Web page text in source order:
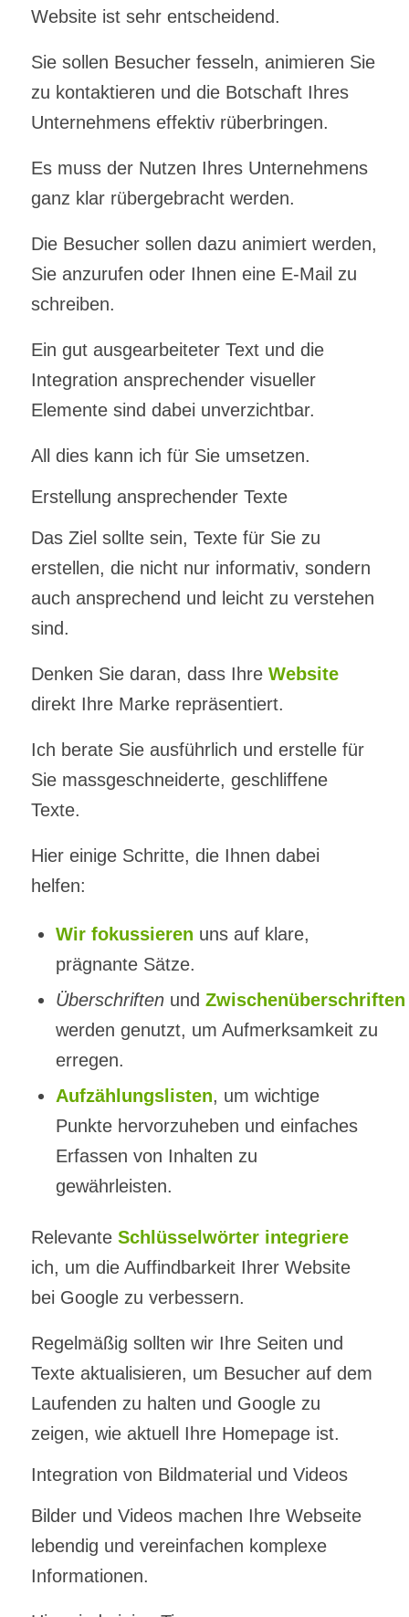
Website ist sehr entscheidend.
Sie sollen Besucher fesseln, animieren Sie
zu kontaktieren und die Botschaft Ihres
Unternehmens effektiv rüberbringen.
Es muss der Nutzen Ihres Unternehmens
ganz klar rübergebracht werden.
Die Besucher sollen dazu animiert werden,
Sie anzurufen oder Ihnen eine E-Mail zu
schreiben.
Ein gut ausgearbeiteter Text und die
Integration ansprechender visueller
Elemente sind dabei unverzichtbar.
All dies kann ich für Sie umsetzen.
Erstellung ansprechender Texte
Das Ziel sollte sein, Texte für Sie zu
erstellen, die nicht nur informativ, sondern
auch ansprechend und leicht zu verstehen
sind.
Denken Sie daran, dass Ihre Website
direkt Ihre Marke repräsentiert.
Ich berate Sie ausführlich und erstelle für
Sie massgeschneiderte, geschliffene
Texte.
Hier einige Schritte, die Ihnen dabei
helfen:
Wir fokussieren uns auf klare,
prägnante Sätze.
Überschriftenund Zwischenüberschriften
werden genutzt, um Aufmerksamkeit zu
erregen.
Aufzählungslisten, um wichtige
Punkte hervorzuheben und einfaches
Erfassen von Inhalten zu
gewährleisten.
Relevante Schlüsselwörter integriere
ich, um die Auffindbarkeit Ihrer Website
bei Google zu verbessern.
Regelmäßig sollten wir Ihre Seiten und
Texte aktualisieren, um Besucher auf dem
Laufenden zu halten und Google zu
zeigen, wie aktuell Ihre Homepage ist.
Integration von Bildmaterial und Videos
Bilder und Videos machen Ihre Webseite
lebendig und vereinfachen komplexe
Informationen.